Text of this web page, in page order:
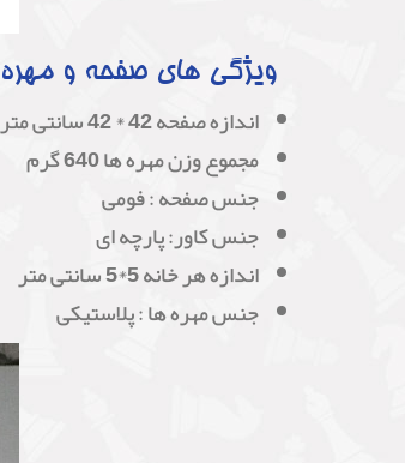
ویژگی های صفحه و
اندازه صفحه 42 * 42 سانتی متر
مجموع وزن مهره ها 640 گرم
جنس صفحه : فومی
جنس کاور: پارچه ای
اندازه هر خانه 5*5 سانتی متر
جنس مهره ها : پلاستیکی